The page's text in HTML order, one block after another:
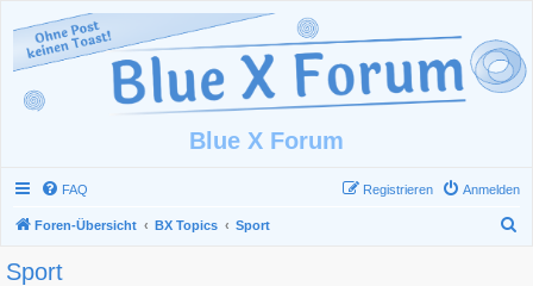
Blue X Forum
FAQ Anmelden
Registrieren
Foren-Übersicht BX Topics Sport
Sport